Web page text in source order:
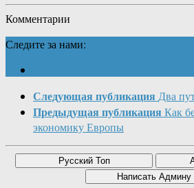
Комментарии
Следите за нами:
Следующая публикация Два
Предыдущая публикация Как
экономику Европы